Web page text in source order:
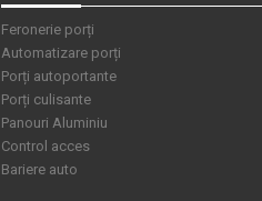
Feronerie porți
Automatizare porți
Porți autoportante
Porți culisante
Panouri Aluminiu
Control acces
Bariere auto